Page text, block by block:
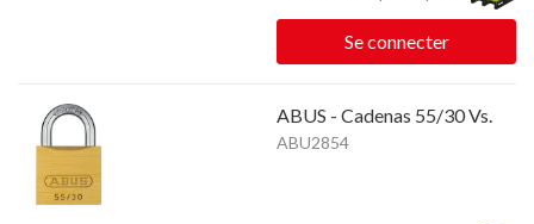
Se connecter
ABUS - Cadenas 55/30 Vs.
ABU2854